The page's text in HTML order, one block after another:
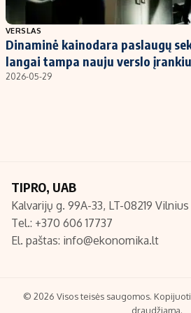
Populiarios temos
Investavimas
Akcijų rinka
Redakcija
Turinio žymėjimo taisyklės
VERSLAS
Dinaminė kainodara paslaugų
langai tampa nauju verslo įrankiu
2026-05-29
TIPRO, UAB
Kalvarijų g. 99A-33, LT-08219 Vilnius
Tel.: +370 606 17737
El. paštas: info@ekonomika.lt
© 2026 Visos teisės saugomos.
draudžiama.